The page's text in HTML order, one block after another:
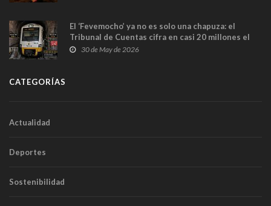
El ‘Fevemocho’ ya no es solo una chapuza: el
Tribunal de Cuentas cifra en casi 20 millones el
sobrecoste de los trenes que no cabían por los
30 de May de 2026
CATEGORÍAS
Actualidad
Deportes
Sostenibilidad